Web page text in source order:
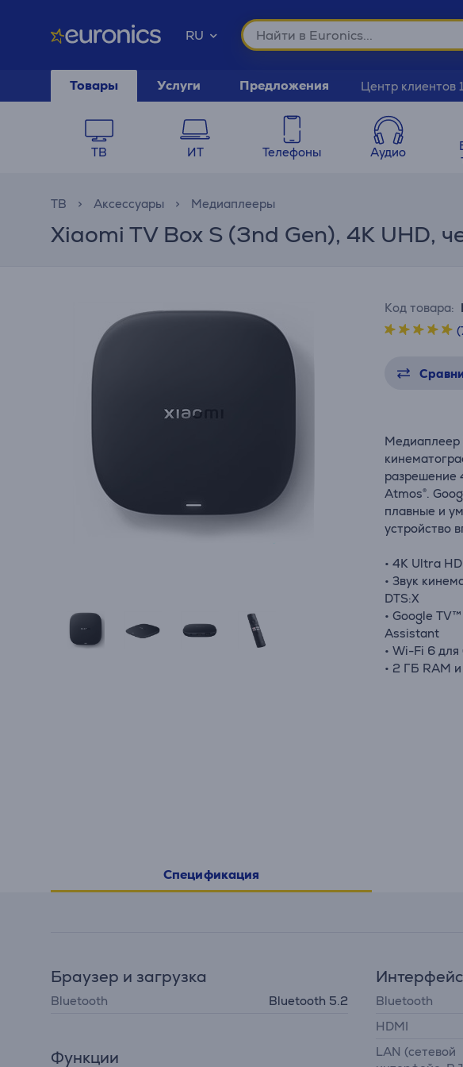
RU
Товары Услуги Предложения Центр клиентов
ТВ ИТ Телефоны Аудио
ТВ Аксессуары Медиаплееры
Xiaomi TV Box S (3nd Gen), 4K UHD,
Код товара:
Медиаплеер
разрешение
Atmos®.
плавные и
устройство
• 4K Ultra
• Звук
DTS:X
• Google
Assistant
• Wi-Fi 6
• 2 ГБ RAM
•
Спецификация
Браузер и загрузка
Bluetooth Bluetooth 5.2
Функции
Bluetooth
HDMI
LAN (сетевой